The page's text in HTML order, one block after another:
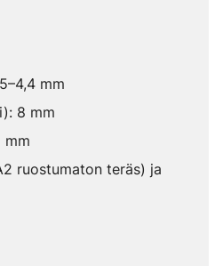
mm
8 mm
mm
ruostumaton teräs) ja